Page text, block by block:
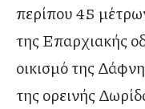
περίπου 45
της Επαρχιακής
οικισμό της
της ορεινής